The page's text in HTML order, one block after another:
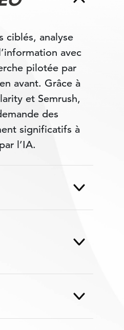
ciblés, analyse
avec
pilotée par
avant. Grâce à
et Semrush,
des
significatifs à
l’IA.